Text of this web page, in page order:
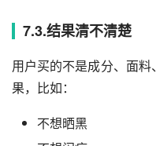
7.3.结果清不清楚
用户买的不是成分、面
果，比如：
不想晒黑